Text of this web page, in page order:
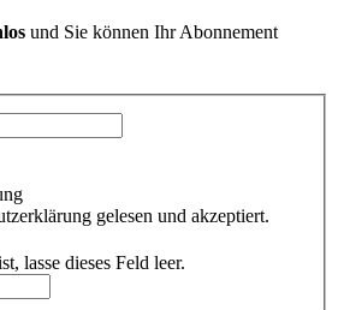
und Sie können Ihr Abonnement
gelesen und akzeptiert.
lasse dieses Feld leer.